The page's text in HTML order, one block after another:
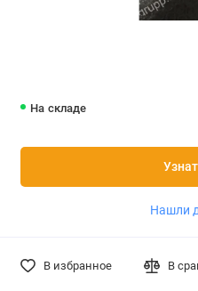
На складе
Нашли
В избранное В